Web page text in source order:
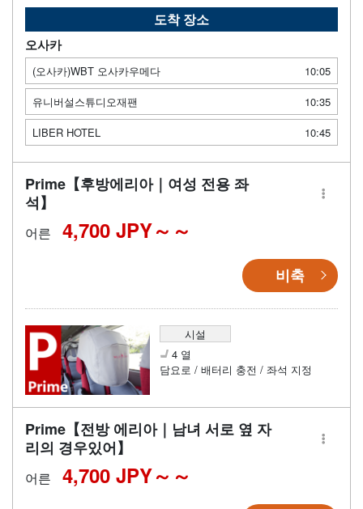
도착 장소
오사카
(오사카)WBT 오사카우메다
10:05
유니버설스튜디오재팬
10:35
LIBER HOTEL
10:45
Prime【후방에리아｜여성 전용 좌
석】
어른 4,700 JPY～
비축
시설
4 열
담요로 / 배터리 충전 / 좌석 지정
Prime【전방 에리아｜남녀 서로 옆 자
리의 경우있어】
어른 4,700 JPY～